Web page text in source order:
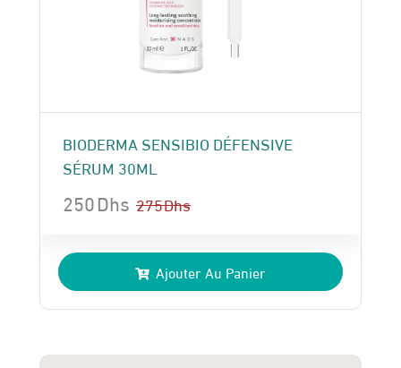
BIODERMA SENSIBIO DÉFENSIVE
SÉRUM 30ML
275Dhs
prix
initial
était :
250Dhs
prix
actuel
est :
Ajouter Au Panier